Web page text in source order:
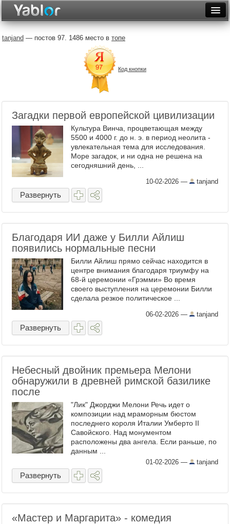
Неделя
Месяц
Рейтинги
Архив
Фототоп
Видеотоп
tanjand — постов 97. 1486 место в топе
Код кнопки
Загадки первой европейской цивилизации
Культура Винча, процветающая между
5500 и 4000 г. до н. э. в период неолита -
увлекательная тема для исследования.
Море загадок, и ни одна не решена на
сегодняшний день, ...
10-02-2026 — tanjand
Развернуть
Благодаря ИИ даже у Билли Айлиш
появились нормальные песни
Билли Айлиш прямо сейчас находится в
центре внимания благодаря триумфу на
68-й церемонии «Грэмми» Во время
своего выступления на церемонии Билли
сделала резкое политическое ...
06-02-2026 — tanjand
Развернуть
Небесный двойник премьера Мелони
обнаружили в древней римской базилике
после
"Лик" Джорджи Мелони Речь идет о
композиции над мраморным бюстом
последнего короля Италии Умберто II
Савойского. Над монументом
расположены два ангела. Если раньше, по
данным ...
01-02-2026 — tanjand
Развернуть
«Мастер и Маргарита» - комедия